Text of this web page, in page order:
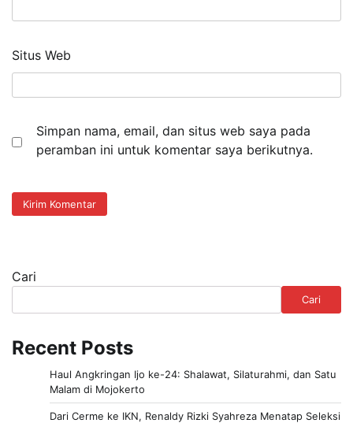
Situs Web
Simpan nama, email, dan situs web saya pada
peramban ini untuk komentar saya berikutnya.
Cari
Cari
Recent Posts
Haul Angkringan Ijo ke-24: Shalawat, Silaturahmi, dan Satu
Malam di Mojokerto
Dari Cerme ke IKN, Renaldy Rizki Syahreza Menatap Seleksi